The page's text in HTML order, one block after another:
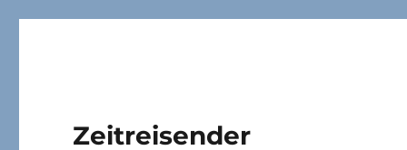
Zeitreisender